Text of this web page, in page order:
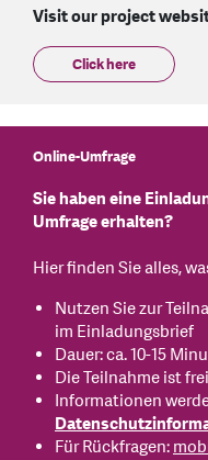
Visit our project
Click here
Online-Umfrage
Sie haben eine
Umfrage erhalten?
Hier finden Sie alles,
Nutzen Sie zur
im Einladungsbrief
Dauer: ca. 10-15
Die Teilnahme ist
Informationen
Für Rückfragen: